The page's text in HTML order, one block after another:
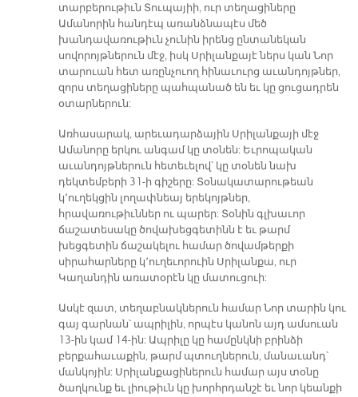
տարբերութիւն Տուպայիի, ուր տեղացիները
Ամանորին հանդէպ առանձնապէս մեծ
խանդավառութիւն չունին իրենց ընտանեկան
սովորոյթներուն մէջ, իսկ Սրիլանքայէ ներս կան Նոր
տարուան հետ առընչուող հինաւուրց աւանդոյթներ,
զորս տեղացիները պահպանած են եւ կը ցուցադրեն
օտարներուն:
Առհասարակ, արեւադարձային Սրիլանքայի մէջ
Ամանորը երկու անգամ կը տօնեն: Եւրոպական
աւանդոյթներուն հետեւելով՝ կը տօնեն նախ
դեկտեմբերի 31-ի գիշերը: Տօնակատարութեան
կ՚ուղեկցին լողափնեայ երեկոյթներ,
հրավառութիւններ ու պարեր: Տօնին գլխաւոր
ճաշատեսակը ծովախեցգետինն է եւ թարմ
խեցգետին ճաշակելու համար ծովամթերքի
սիրահարները կ՚ուղեւորուին Սրիլանքա, ուր
Կաղանդին առատօրէն կը մատուցուի:
Ասկէ զատ, տեղաբնակներուն համար Նոր տարին կու
գայ գարնան՝ ապրիլին, որպէս կանոն այդ ամսուան
13-ին կամ 14-ին: Ապրիլը կը համընկնի բրինձի
բերքահաւաքին, թարմ պտուղներուն, մանաւանդ՝
մանկոյին: Սրիլանքացիներուն համար այս տօնը
ծաղկունք եւ լիութիւն կը խորհրդանշէ եւ նոր կեանքի